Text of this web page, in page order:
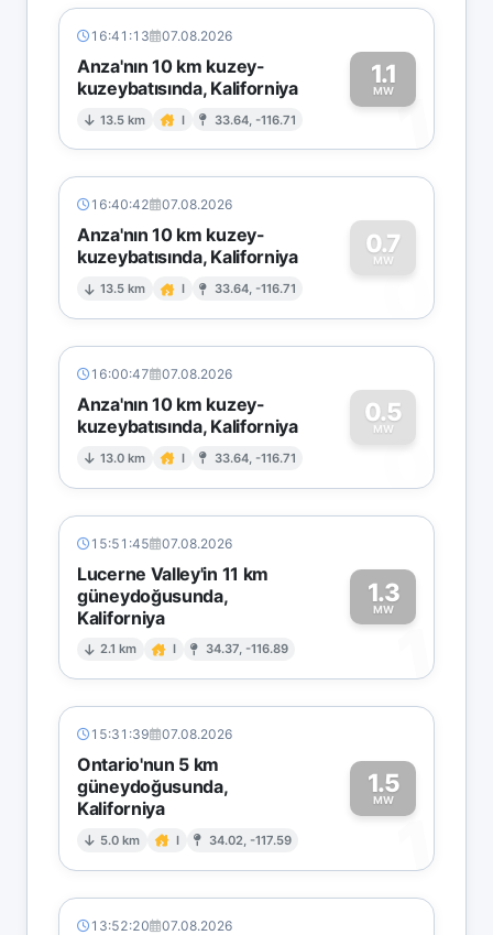
16:41:13 07.08.2026
Anza'nın 10 km kuzey-
kuzeybatısında, Kaliforniya
13.5 km I 33.64, -116.71
1.1
MW1
16:40:42 07.08.2026
Anza'nın 10 km kuzey-
kuzeybatısında, Kaliforniya
13.5 km I 33.64, -116.71
0.7
MW
0
16:00:47 07.08.2026
Anza'nın 10 km kuzey-
kuzeybatısında, Kaliforniya
13.0 km I 33.64, -116.71
0.5
MW
0
15:51:45 07.08.2026
Lucerne Valley'in 11 km
güneydoğusunda,
Kaliforniya
2.1 km I 34.37, -116.89
1.3
MW
1
15:31:39 07.08.2026
Ontario'nun 5 km
güneydoğusunda,
Kaliforniya
5.0 km I 34.02, -117.59
1.5
MW
1
13:52:20 07.08.2026